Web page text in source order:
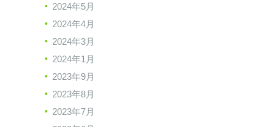
2024年5月
2024年4月
2024年3月
2024年1月
2023年9月
2023年8月
2023年7月